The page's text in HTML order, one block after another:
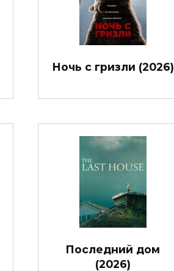
Ночь с гризли (2026)
Последний дом
(2026)